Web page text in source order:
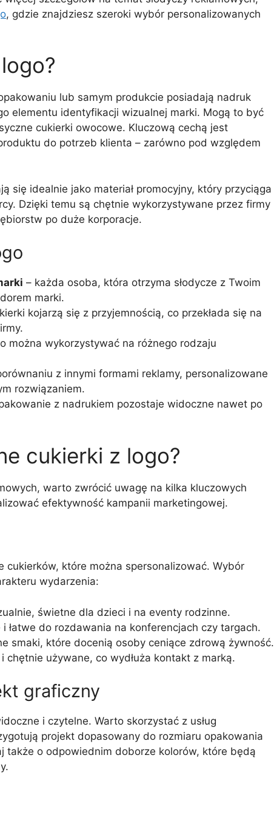
, gdzie znajdziesz szeroki wybór personalizowanych
lub samym produkcie posiadają nadruk
elementu identyfikacji wizualnej marki. Mogą to być
cukierki owocowe. Kluczową cechą jest
do potrzeb klienta – zarówno pod względem
się idealnie jako materiał promocyjny, który przyciąga
Dzięki temu są chętnie wykorzystywane przez firmy
po duże korporacje.
– każda osoba, która otrzyma słodycze z Twoim
marki.
kojarzą się z przyjemnością, co przekłada się na
można wykorzystywać na różnego rodzaju
z innymi formami reklamy, personalizowane
rozwiązaniem.
z nadrukiem pozostaje widoczne nawet po
cukierki z logo?
warto zwrócić uwagę na kilka kluczowych
efektywność kampanii marketingowej.
cukierków, które można spersonalizować. Wybór
wydarzenia:
świetne dla dzieci i na eventy rodzinne.
i łatwe do rozdawania na konferencjach czy targach.
smaki, które docenią osoby ceniące zdrową żywność.
chętnie używane, co wydłuża kontakt z marką.
graficzny
i czytelne. Warto skorzystać z usług
projekt dopasowany do rozmiaru opakowania
także o odpowiednim doborze kolorów, które będą